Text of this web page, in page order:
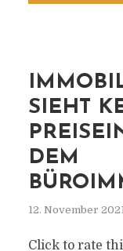
SIEHT
DEM
12. November
Click to rate